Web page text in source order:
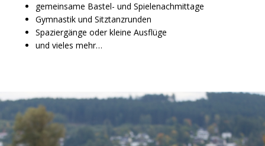
gemeinsame Bastel- und Spielenachmittage
Gymnastik und Sitztanzrunden
Spaziergänge oder kleine Ausflüge
und vieles mehr…